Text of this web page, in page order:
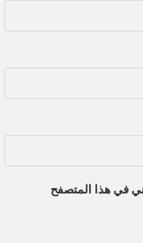
في هذا المتصفح